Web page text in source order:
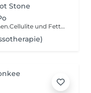
Stone
Massieren gezielter K&ouml;rperregionen.Cellulite und Fettdepots werden dank speziellen Holzelementen auf nat&uuml;rliche Weise "wegmassiert", ausserdem wir das Lymphsysten angeregt, der Stoffwechsel wird beschleunigt, Toxine werden ausgeschieden, die Fettverbrennung wird angeregt.